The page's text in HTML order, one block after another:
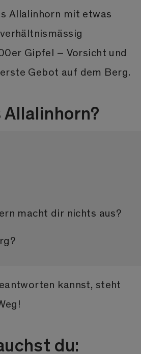
Allalinhorn mit etwas
Gipfel – Vorsicht und
Gebot auf dem Berg.
macht dir nichts aus?
kannst, steht
du: